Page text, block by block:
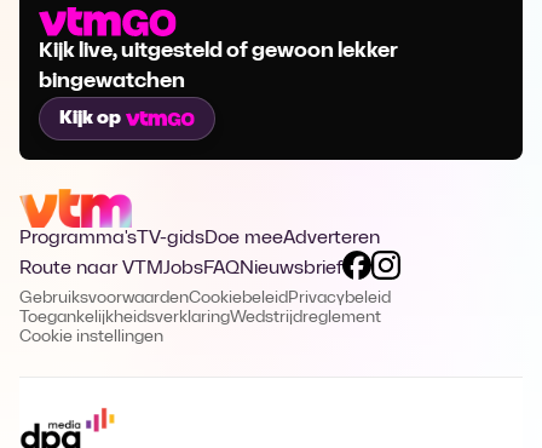
Kijk live, uitgesteld of gewoon lekker
bingewatchen
Kijk op
Programma's TV-gidsDoe meeAdverteren
Route naar VTMJobsFAQNieuwsbrief
GebruiksvoorwaardenCookiebeleid Privacybeleid
ToegankelijkheidsverklaringWedstrijdreglement
Cookie instellingen